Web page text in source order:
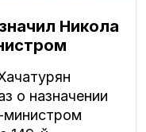
Никола
о назначении